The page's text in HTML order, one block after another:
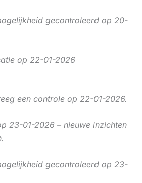
gecontroleerd op 20-
op 22-01-2026
een controle op 22-01-2026.
23-01-2026 – nieuwe inzichten
gecontroleerd op 23-